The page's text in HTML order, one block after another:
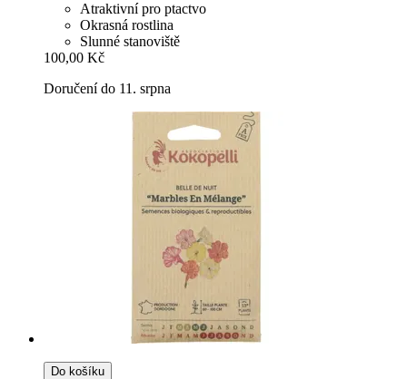
Atraktivní pro ptactvo
Okrasná rostlina
Slunné stanoviště
100,00 Kč
Doručení do 11. srpna
Do košíku